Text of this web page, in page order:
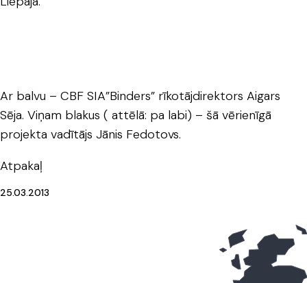
Ar balvu – CBF SIA”Binders” rīkotājdirektors Aigars
Sēja. Viņam blakus ( attēlā: pa labi) – šā vērienīgā
projekta vadītājs Jānis Fedotovs.
Atpakaļ
25.03.2013